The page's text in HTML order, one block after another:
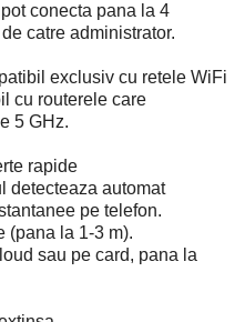
conecta pana la 4
catre administrator.
exclusiv cu retele WiFi
cu routerele care
5 GHz.
rapide
detecteaza automat
pe telefon.
(pana la 1-3 m).
sau pe card, pana la